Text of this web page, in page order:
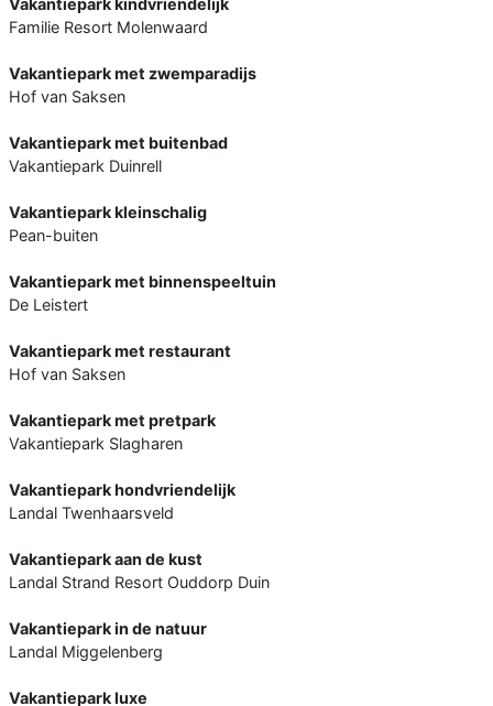
Familie Resort Molenwaard
Vakantiepark met zwemparadijs
Hof van Saksen
Vakantiepark met buitenbad
Vakantiepark Duinrell
Vakantiepark kleinschalig
Pean-buiten
Vakantiepark met binnenspeeltuin
De Leistert
Vakantiepark met restaurant
Hof van Saksen
Vakantiepark met pretpark
Vakantiepark Slagharen
Vakantiepark hondvriendelijk
Landal Twenhaarsveld
Vakantiepark aan de kust
Landal Strand Resort Ouddorp Duin
Vakantiepark in de natuur
Landal Miggelenberg
Vakantiepark luxe